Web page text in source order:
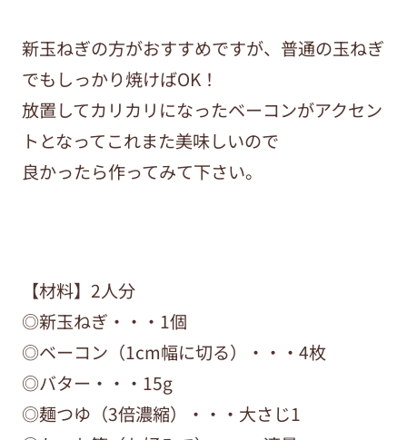
新玉ねぎの方がおすすめですが、普通の玉ねぎ
でもしっかり焼けばOK！
放置してカリカリになったベーコンがアクセン
トとなってこれまた美味しいので
良かったら作ってみて下さい。
【材料】2人分
◎新玉ねぎ・・・1個
◎ベーコン（1cm幅に切る）・・・4枚
◎バター・・・15g
◎麺つゆ（3倍濃縮）・・・大さじ1